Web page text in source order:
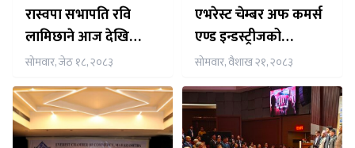
रास्वपा सभापति रवि
लामिछाने आज देखि
पाँचदिने भारत भ्रमणमा,
नेपाली समुदाय संग समेत
अन्तर्क्रिया गर्ने तय
सोमवार, जेठ १८, २०८३
एभरेस्ट चेम्बर अफ कमर्स
एण्ड इन्डस्ट्रीजको
अध्यक्षमा डा. मोहन कुमार
कार्की सर्वसम्मत चयन
सोमवार, वैशाख २१, २०८३